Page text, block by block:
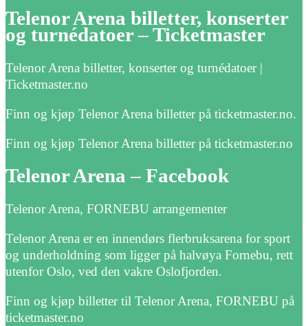
Telenor Arena billetter, konserter
og turnédatoer – Ticketmaster
Telenor Arena billetter, konserter og turnédatoer |
Ticketmaster.no
Finn og kjøp Telenor Arena billetter på ticketmaster.no.
Finn og kjøp Telenor Arena billetter på ticketmaster.no
Telenor Arena – Facebook
Telenor Arena, FORNEBU arrangementer
Telenor Arena er en innendørs flerbruksarena for sport
og underholdning som ligger på halvøya Fornebu, rett
utenfor Oslo, ved den vakre Oslofjorden.
Finn og kjøp billetter til Telenor Arena, FORNEBU på
ticketmaster.no